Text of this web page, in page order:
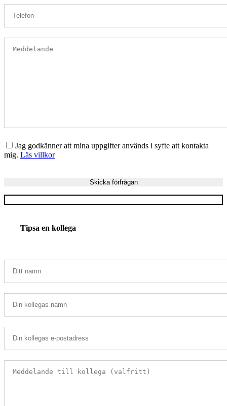
Jag godkänner att mina uppgifter används i syfte att kontakta
mig. Läs villkor
Tipsa en kollega